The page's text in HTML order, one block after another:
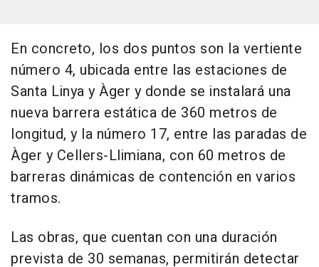
En concreto, los dos puntos son la vertiente
número 4, ubicada entre las estaciones de
Santa Linya y Àger y donde se instalará una
nueva barrera estática de 360 metros de
longitud, y la número 17, entre las paradas de
Àger y Cellers-Llimiana, con 60 metros de
barreras dinámicas de contención en varios
tramos.
Las obras, que cuentan con una duración
prevista de 30 semanas, permitirán detectar